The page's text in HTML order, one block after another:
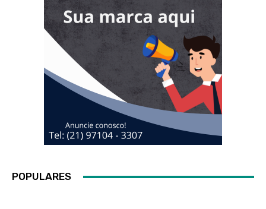
POPULARES